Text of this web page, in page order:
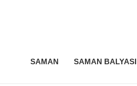
SAMAN SAMAN BALYASI